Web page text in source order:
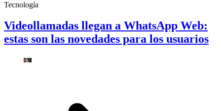
Tecnología
Videollamadas llegan a WhatsApp Web:
estas son las novedades para los usuarios